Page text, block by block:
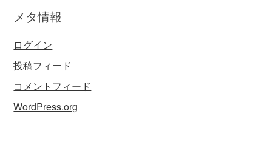
メタ情報
ログイン
投稿フィード
コメントフィード
WordPress.org